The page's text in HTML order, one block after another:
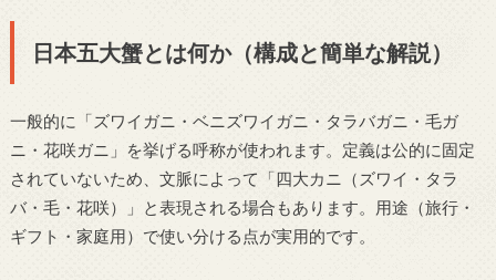
日本五大蟹とは何か（構成と簡単な解説）
一般的に「ズワイガニ・ベニズワイガニ・タラバガニ・毛ガ
ニ・花咲ガニ」を挙げる呼称が使われます。定義は公的に固定
されていないため、文脈によって「四大カニ（ズワイ・タラ
バ・毛・花咲）」と表現される場合もあります。用途（旅行・
ギフト・家庭用）で使い分ける点が実用的です。